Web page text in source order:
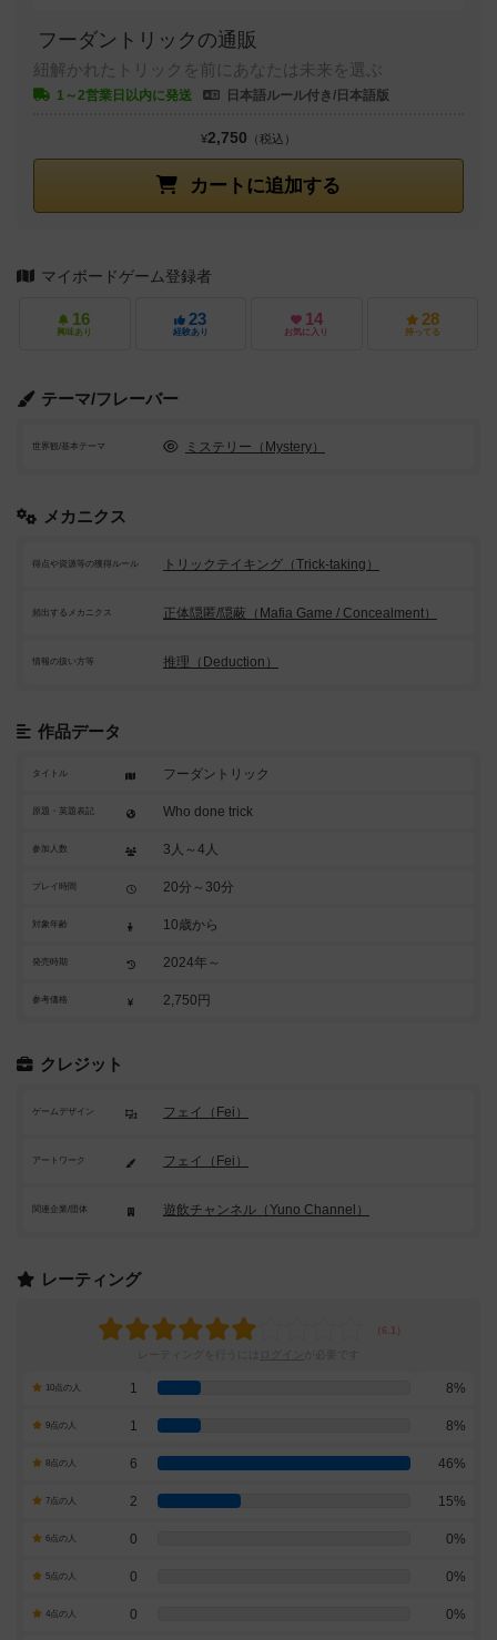
フーダントリックの通販
紐解かれたトリックを前にあなたは未来を選ぶ
1～2営業日以内に発送 日本語ルール付き/日本語版
カートに追加する
¥2,750 （税込）
マイボードゲーム登録者
16
興味あり
23
経験あり
14
お気に入り
28
持ってる
テーマ/フレーバー
世界観/基本テーマ ミステリー（Mystery）
メカニクス
得点や資源等の獲得ルール トリックテイキング（Trick-taking）
頻出するメカニクス 正体隠匿/隠蔽（Mafia Game / Concealment）
情報の扱い方等 推理（Deduction）
作品データ
タイトル フーダントリック
原題・英題表記 Who done trick
参加人数 3人～4人
プレイ時間 20分～30分
対象年齢 10歳から
発売時期 2024年～
参考価格 2,750円
クレジット
ゲームデザイン フェイ（Fei）
アートワーク フェイ（Fei）
関連企業/団体 遊飲チャンネル（Yuno Channel）
レーティング
10点の人 1 8%
9点の人 1 8%
8点の人 6 46%
7点の人 2 15%
6点の人 0 0%
5点の人 0 0%
4点の人 0 0%